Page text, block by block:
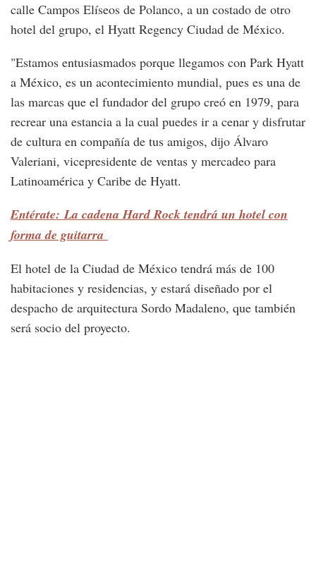
calle Campos Elíseos de Polanco, a un costado de otro
hotel del grupo, el Hyatt Regency Ciudad de México.
"Estamos entusiasmados porque llegamos con Park Hyatt
a México, es un acontecimiento mundial, pues es una de
las marcas que el fundador del grupo creó en 1979, para
recrear una estancia a la cual puedes ir a cenar y disfrutar
de cultura en compañía de tus amigos, dijo Álvaro
Valeriani, vicepresidente de ventas y mercadeo para
Latinoamérica y Caribe de Hyatt.
Entérate: La cadena Hard Rock tendrá un hotel con
forma de guitarra
El hotel de la Ciudad de México tendrá más de 100
habitaciones y residencias, y estará diseñado por el
despacho de arquitectura Sordo Madaleno, que también
será socio del proyecto.